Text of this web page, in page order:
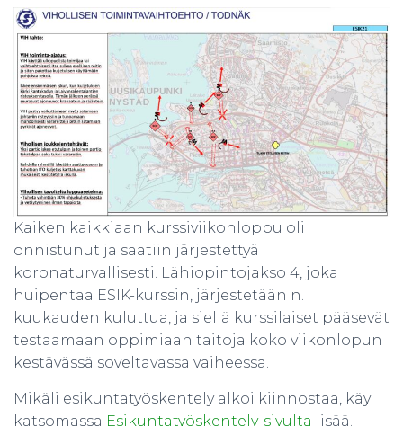
Kaiken kaikkiaan kurssiviikonloppu oli
onnistunut ja saatiin järjestettyä
koronaturvallisesti. Lähiopintojakso 4, joka
huipentaa ESIK-kurssin, järjestetään n.
kuukauden kuluttua, ja siellä kurssilaiset pääsevät
testaamaan oppimiaan taitoja koko viikonlopun
kestävässä soveltavassa vaiheessa.
Mikäli esikuntatyöskentely alkoi kiinnostaa, käy
katsomassa Esikuntatyöskentely-sivulta
lisää.